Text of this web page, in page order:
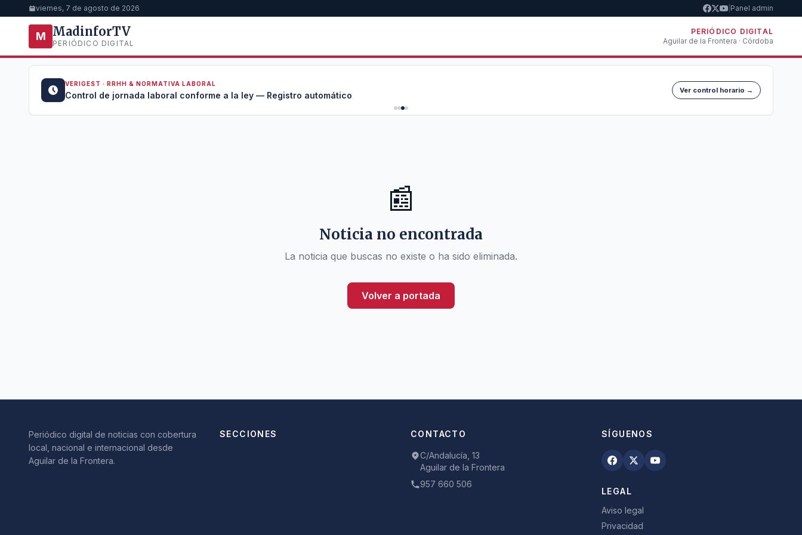
viernes, 7 de agosto de 2026 Panel admin
M MadinforTV
PERIÓDICO DIGITAL
PERIÓDICO DIGITAL
Aguilar de la Frontera · Córdoba
VERIGEST · RRHH & NORMATIVA LABORAL
Control de jornada laboral conforme a la ley — Registro automático Ver control horario →
📰
Noticia no encontrada
La noticia que buscas no existe o ha sido eliminada.
Volver a portada
Periódico digital de noticias con cobertura
local, nacional e internacional desde
Aguilar de la Frontera.
SECCIONES CONTACTO
C/Andalucía, 13
Aguilar de la Frontera
957 660 506
SÍGUENOS
LEGAL
Aviso legal
Privacidad